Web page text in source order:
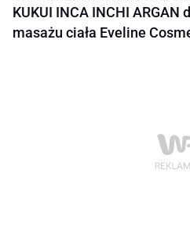
KUKUI INCA INCHI
masażu ciała Eveline